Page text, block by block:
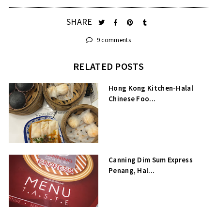
SHARE
9 comments
RELATED POSTS
Hong Kong Kitchen-Halal
Chinese Foo...
Canning Dim Sum Express
Penang, Hal...